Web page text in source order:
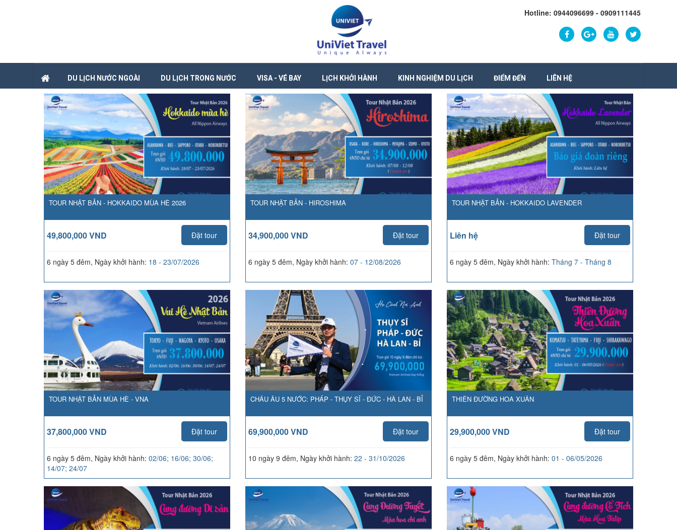
Hotline: 0944096699 - 0909111445
DU LỊCH NƯỚC NGOÀI DU LỊCH TRONG NƯỚC VISA - VÉ BAY LỊCH KHỞI HÀNH KINH NGHIỆM DU LỊCH ĐIỂM ĐẾN LIÊN HỆ
TOUR NHẬT BẢN - HOKKAIDO MÙA HÈ 2026
49,800,000 VND Đặt tour
6 ngày 5 đêm, Ngày khởi hành: 18 - 23/07/2026
TOUR NHẬT BẢN - HIROSHIMA
34,900,000 VND Đặt tour
6 ngày 5 đêm, Ngày khởi hành: 07 - 12/08/2026
TOUR NHẬT BẢN - HOKKAIDO LAVENDER
Liên hệ Đặt tour
6 ngày 5 đêm, Ngày khởi hành: Tháng 7 - Tháng 8
TOUR NHẬT BẢN MÙA HÈ - VNA
37,800,000 VND Đặt tour
6 ngày 5 đêm, Ngày khởi hành: 02/06; 16/06; 30/06;
14/07; 24/07
CHÂU ÂU 5 NƯỚC: PHÁP - THỤY SĨ - ĐỨC - HÀ LAN - BỈ
69,900,000 VND Đặt tour
10 ngày 9 đêm, Ngày khởi hành: 22 - 31/10/2026
THIÊN ĐƯỜNG HOA XUÂN
29,900,000 VND Đặt tour
6 ngày 5 đêm, Ngày khởi hành: 01 - 06/05/2026